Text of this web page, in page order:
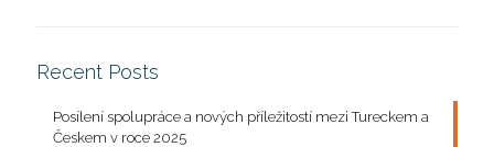
Recent Posts
Posílení spolupráce a nových příležitostí mezi Tureckem a
Českem v roce 2025